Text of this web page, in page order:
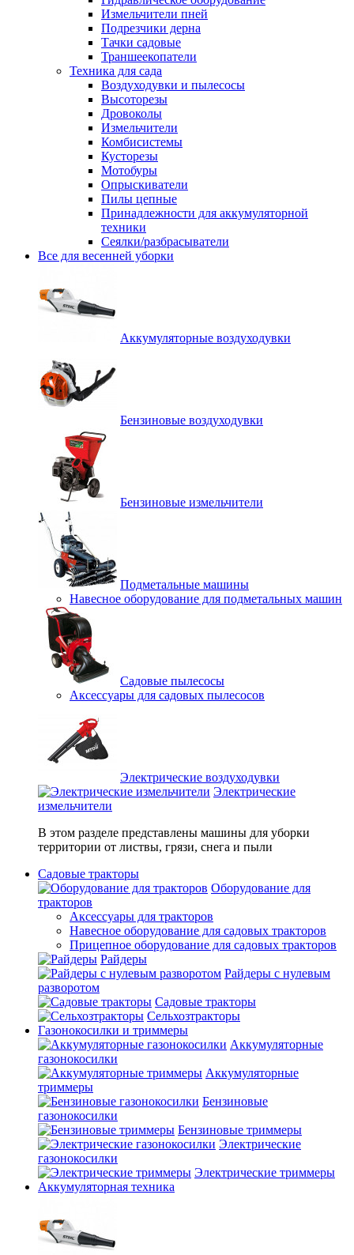
Измельчители пней
Подрезчики дерна
Тачки садовые
Траншеекопатели
Техника для сада
Воздуходувки и пылесосы
Высоторезы
Дровоколы
Измельчители
Комбисистемы
Кусторезы
Мотобуры
Опрыскиватели
Пилы цепные
Принадлежности для аккумуляторной
техники
Сеялки/разбрасыватели
Все для весенней уборки
Аккумуляторные воздуходувки
Бензиновые воздуходувки
Бензиновые измельчители
Подметальные машины
Навесное оборудование для подметальных машин
Садовые пылесосы
Аксессуары для садовых пылесосов
Электрические воздуходувки
Электрические
измельчители
В этом разделе представлены машины для уборки
территории от листвы, грязи, снега и пыли
Садовые тракторы
Оборудование для
тракторов
Аксессуары для тракторов
Навесное оборудование для садовых тракторов
Прицепное оборудование для садовых тракторов
Райдеры
Райдеры с нулевым
разворотом
Садовые тракторы
Сельхозтракторы
Газонокосилки и триммеры
Аккумуляторные
газонокосилки
Аккумуляторные
триммеры
Бензиновые
газонокосилки
Бензиновые триммеры
Электрические
газонокосилки
Электрические триммеры
Аккумуляторная техника